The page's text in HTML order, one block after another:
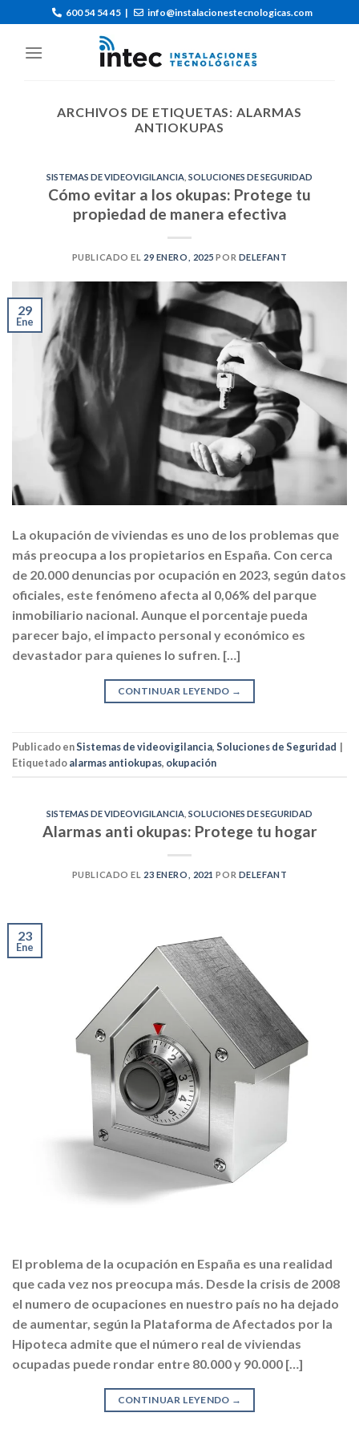
600 54 54 45 | info@instalacionestecnologicas.com
ARCHIVOS DE ETIQUETAS: ALARMAS
ANTIOKUPAS
SISTEMAS DE VIDEOVIGILANCIA SOLUCIONES DE SEGURIDAD
Cómo evitar a los okupas: Protege tu
propiedad de manera efectiva
PUBLICADO EL 29 ENERO, 2025 POR DELEFANT
29
Ene
La okupación de viviendas es uno de los problemas que
más preocupa a los propietarios en España. Con cerca
de 20.000 denuncias por ocupación en 2023, según datos
oficiales, este fenómeno afecta al 0,06% del parque
inmobiliario nacional. Aunque el porcentaje pueda
parecer bajo, el impacto personal y económico es
devastador para quienes lo sufren. […]
CONTINUAR LEYENDO →
Publicado enSistemas de videovigilancia,Soluciones de Seguridad |
Etiquetadoalarmas antiokupas, okupación
SISTEMAS DE VIDEOVIGILANCIA SOLUCIONES DE SEGURIDAD
Alarmas anti okupas: Protege tu hogar
PUBLICADO EL 23 ENERO, 2021 POR DELEFANT
23
Ene
El problema de la ocupación en España es una realidad
que cada vez nos preocupa más. Desde la crisis de 2008
el numero de ocupaciones en nuestro país no ha dejado
de aumentar, según la Plataforma de Afectados por la
Hipoteca admite que el número real de viviendas
ocupadas puede rondar entre 80.000 y 90.000 […]
CONTINUAR LEYENDO →